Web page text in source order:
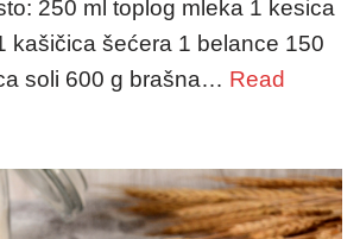
250 ml toplog mleka 1 kesica
kašičica šećera 1 belance 150
soli 600 g brašna… Read